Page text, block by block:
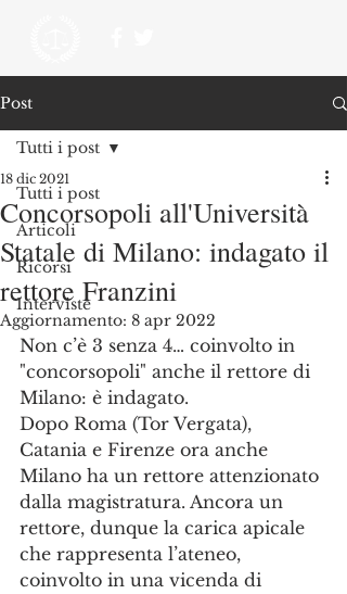
Post
Tutti i post
Articoli
Ricorsi
Interviste
Tutti i post
Concorsopoli all'Università
Statale di Milano: indagato il
rettore Franzini
18 dic 2021
Aggiornamento: 8 apr 2022
Non c’è 3 senza 4… coinvolto in
"concorsopoli" anche il rettore di
Milano: è indagato.
Dopo Roma (Tor Vergata),
Catania e Firenze ora anche
Milano ha un rettore attenzionato
dalla magistratura. Ancora un
rettore, dunque la carica apicale
che rappresenta l’ateneo,
coinvolto in una vicenda di